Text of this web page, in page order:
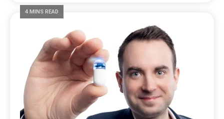
4 MINS READ